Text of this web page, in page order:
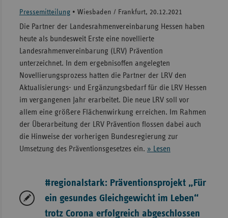
Pressemitteilung• Wiesbaden / Frankfurt, 20.12.2021
Die Partner der Landesrahmenvereinbarung Hessen haben
heute als bundesweit Erste eine novellierte
Landesrahmenvereinbarung (LRV) Prävention
unterzeichnet. In dem ergebnisoffen angelegten
Novellierungsprozess hatten die Partner der LRV den
Aktualisierungs- und Ergänzungsbedarf für die LRV Hessen
im vergangenen Jahr erarbeitet. Die neue LRV soll vor
allem eine größere Flächenwirkung erreichen. Im Rahmen
der Überarbeitung der LRV Prävention flossen dabei auch
die Hinweise der vorherigen Bundesregierung zur
Umsetzung des Präventionsgesetzes ein. » Lesen
#regionalstark: Präventionsprojekt „Für
ein gesundes Gleichgewicht im Leben“
trotz Corona erfolgreich abgeschlossen